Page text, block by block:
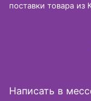
поставки товара из
Написать в